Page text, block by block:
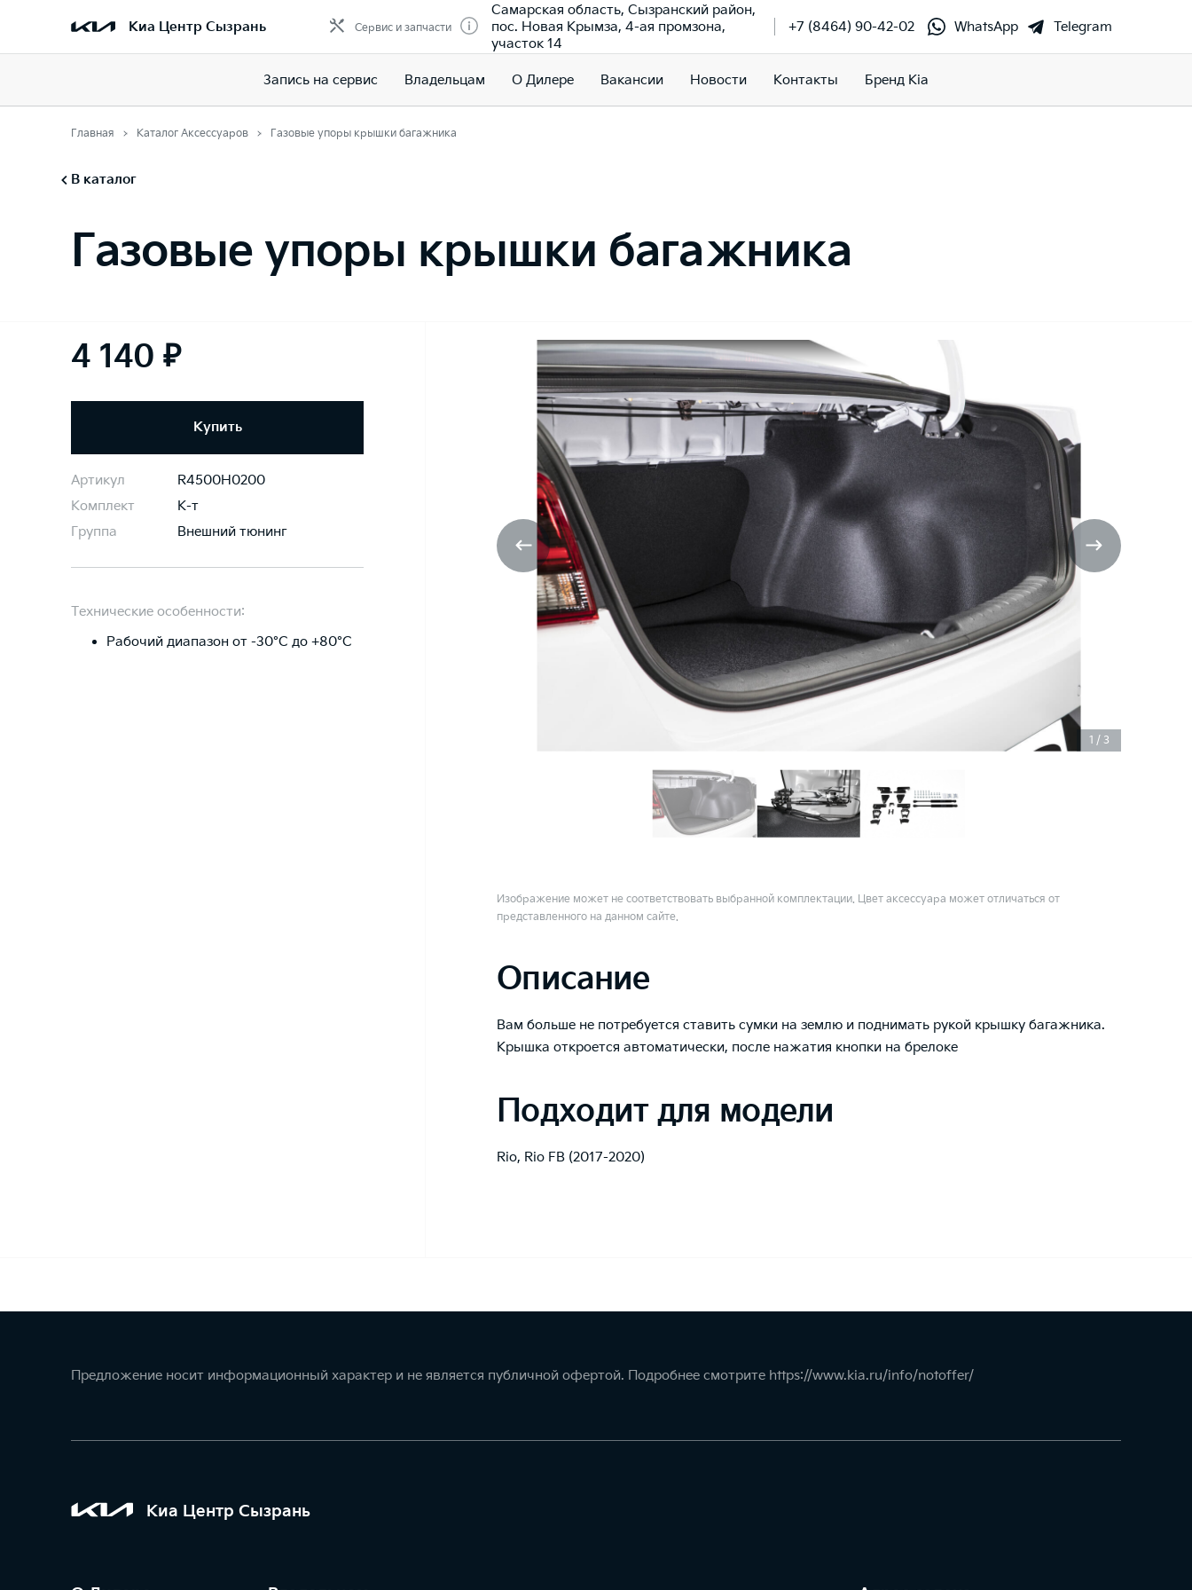
Киа Центр Сызрань Сервис и запчасти
Самарская область, Сызранский район,
пос. Новая Крымза, 4-ая промзона,
участок 14
+7 (8464) 90-42-02 WhatsApp Telegram
Запись на сервис Владельцам О Дилере Вакансии Новости Контакты Бренд Kia
Главная Каталог Аксессуаров Газовые упоры крышки багажника
В каталог
Газовые упоры крышки багажника
4 140 ₽
Купить
Артикул
R4500H0200
Комплект
К-т
Группа
Внешний тюнинг
Технические особенности:
Рабочий диапазон от -30°C до +80°C
1 / 3
Изображение может не соответствовать выбранной комплектации. Цвет аксессуара может отличаться от
представленного на данном сайте.
Описание
Вам больше не потребуется ставить сумки на землю и поднимать рукой крышку багажника.
Крышка откроется автоматически, после нажатия кнопки на брелоке
Подходит для модели
Rio, Rio FB (2017-2020)
Предложение носит информационный характер и не является публичной офертой. Подробнее смотрите https://www.kia.ru/info/notoffer/
Киа Центр Сызрань